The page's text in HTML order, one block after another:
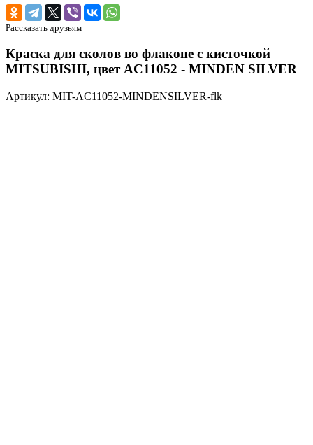
Рассказать друзьям
Краска для сколов во флаконе с кисточкой
MITSUBISHI, цвет AC11052 - MINDEN SILVER
Артикул: MIT-AC11052-MINDENSILVER-flk